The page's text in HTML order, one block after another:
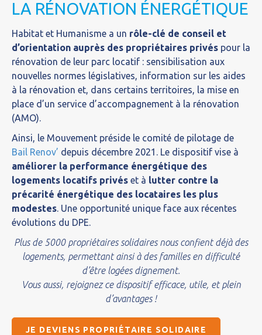
LA RÉNOVATION ÉNERGÉTIQUE
Habitat et Humanisme a un rôle-clé de conseil et
d’orientation auprès des propriétaires privés pour la
rénovation de leur parc locatif : sensibilisation aux
nouvelles normes législatives, information sur les aides
à la rénovation et, dans certains territoires, la mise en
place d’un service d’accompagnement à la rénovation
(AMO).
Ainsi, le Mouvement préside le comité de pilotage de
Bail Renov’ depuis décembre 2021. Le dispositif vise à
améliorer la performance énergétique des
logements locatifs privés et à lutter contre la
précarité énergétique des locataires les plus
modestes. Une opportunité unique face aux récentes
évolutions du DPE.
Plus de 5000 propriétaires solidaires nous confient déjà des
logements, permettant ainsi à des familles en difficulté
d’être logées dignement.
Vous aussi, rejoignez ce dispositif efficace, utile, et plein
d’avantages !
JE DEVIENS PROPRIÉTAIRE SOLIDAIRE